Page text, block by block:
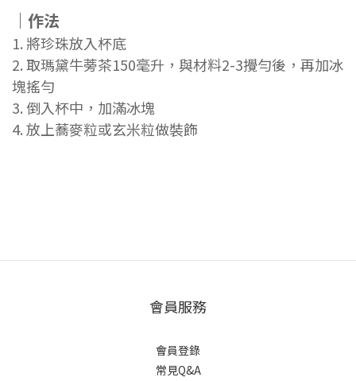
｜作法
1. 將珍珠放入杯底
2. 取瑪黛牛蒡茶150毫升，與材料2-3攪勻後，再加冰
塊搖勻
3. 倒入杯中，加滿冰塊
4. 放上蕎麥粒或玄米粒做裝飾
會員服務
會員登錄
常見Q&A